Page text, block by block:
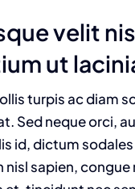
velit
ut
turpis ac diam
Sed neque orci,
id, dictum
nisl sapien, congue